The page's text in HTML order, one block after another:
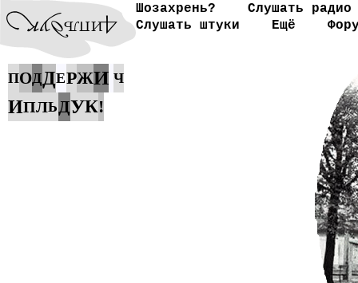
Шозахрень?
Слушать радио
Слушать штуки
Ещё
ПОДДЕРЖИ Ч
ИПЛЬДУК!